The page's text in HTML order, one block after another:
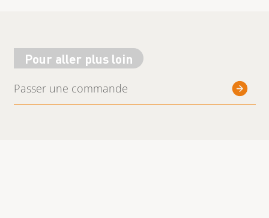
Pour aller plus loin
Passer une commande